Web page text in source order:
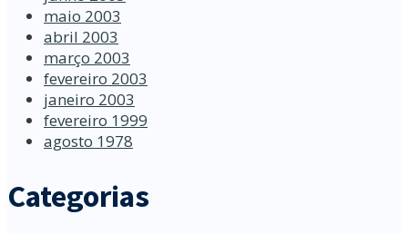
maio 2003
abril 2003
março 2003
fevereiro 2003
janeiro 2003
fevereiro 1999
agosto 1978
Categorias